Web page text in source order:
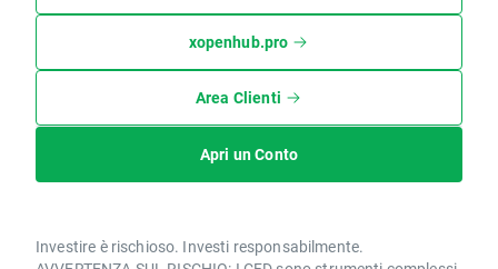
xopenhub.pro
Area Clienti
Apri un Conto
Investire è rischioso. Investi responsabilmente.